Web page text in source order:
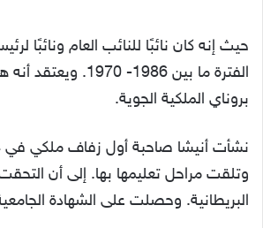
حيث إنه كان نائبًا للنائب العام ونائبًا
الفترة ما بين 1986-
بروناي الملكية الجوية.
البريطانية. وحصلت على الشهادة